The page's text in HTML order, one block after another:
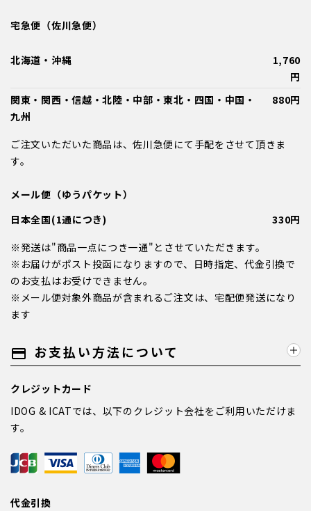
宅急便（佐川急便）
北海道・沖縄
1,760
円
関東・関西・信越・北陸・中部・東北・四国・中国・
九州
880円
ご注文いただいた商品は、佐川急便にて手配をさせて頂きま
す。
メール便（ゆうパケット）
日本全国(1通につき)
330円
※発送は"商品一点につき一通"とさせていただきます。
※お届けがポスト投函になりますので、日時指定、代金引換で
のお支払はお受けできません。
※メール便対象外商品が含まれるご注文は、宅配便発送になり
ます
payment お支払い方法について
クレジットカード
IDOG & ICATでは、以下のクレジット会社をご利用いただけま
す。
代金引換